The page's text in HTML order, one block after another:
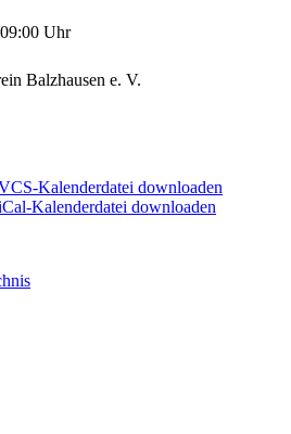
Uhr
Balzhausen e. V.
Kalenderdatei downloaden
Kalenderdatei downloaden